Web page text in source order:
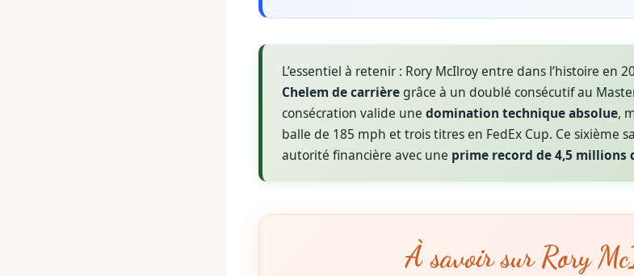
L’essentiel à retenir : Rory McIlroy entre dans l’histoire en
Chelem de carrière grâce à un doublé consécutif au
consécration valide une domination technique absolue,
balle de 185 mph et trois titres en FedEx Cup. Ce sixième
autorité financière avec une prime record de 4,5 millions
À savoir sur Rory